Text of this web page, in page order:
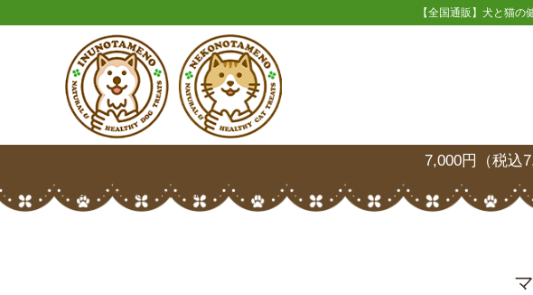
【全国通販】犬と猫
7,000円（税込
HOME マロさんのレビュー